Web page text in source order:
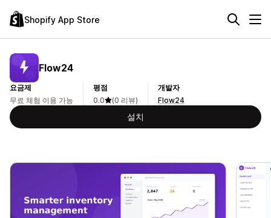
Shopify App Store
Flow24
요금제
무료 체험 이용 가능
평점
0.0
(0 리뷰)
개발자
Flow24
설치